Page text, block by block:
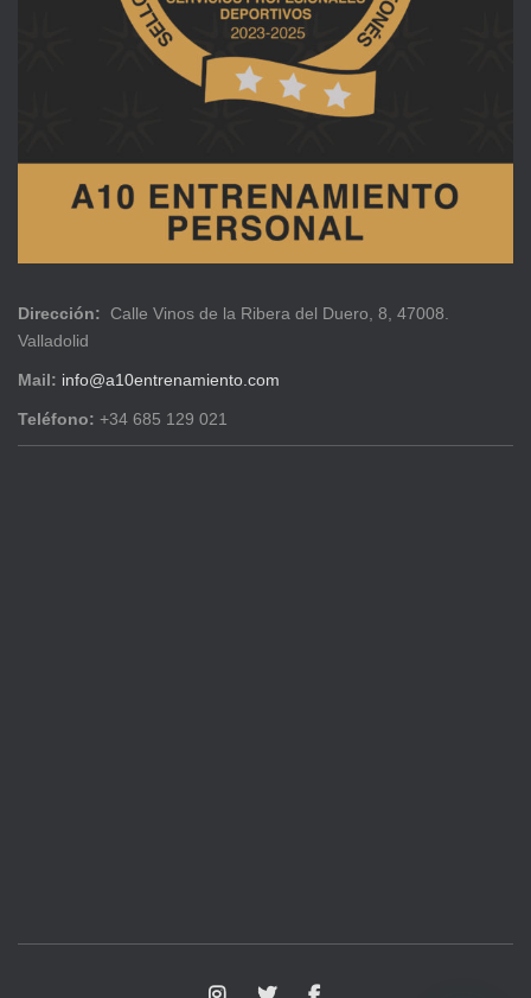
Dirección: Calle Vinos de la Ribera del Duero, 8, 47008.
Valladolid
Mail: info@a10entrenamiento.com
Teléfono: +34 685 129 021